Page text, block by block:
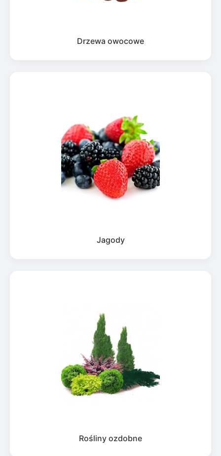
Drzewa owocowe
Jagody
Rośliny ozdobne